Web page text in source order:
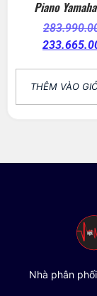
Piano
THÊM VÀO
Nhà phân